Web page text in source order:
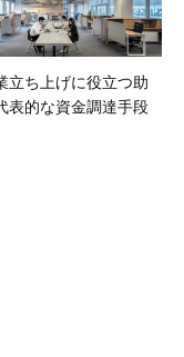
立ち上げに役立つ助
表的な資金調達手段